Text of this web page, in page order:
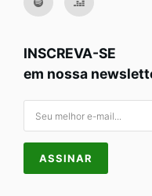
INSCREVA-SE
em nossa